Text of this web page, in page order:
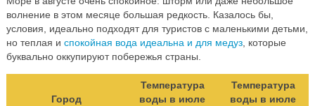
волнение в этом месяце большая редкость. Казалось бы,
условия, идеально подходят для туристов с маленькими детьми,
но теплая и спокойная вода идеальна и для медуз, которые
буквально оккупируют побережья страны.
Город
Температура
воды в июле
Температура
воды в июле